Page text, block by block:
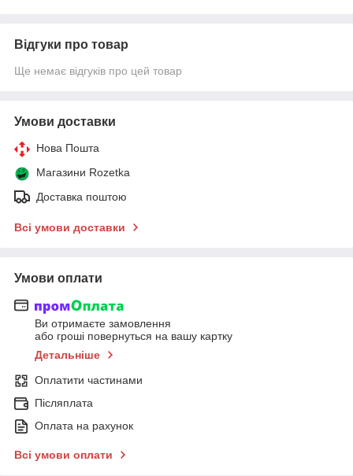
Відгуки про товар
Ще немає відгуків про цей товар
Умови доставки
Нова Пошта
Магазини Rozetka
Доставка поштою
Всі умови доставки
Умови оплати
Ви отримаєте замовлення
або гроші повернуться на вашу картку
Детальніше
Оплатити частинами
Післяплата
Оплата на рахунок
Всі умови оплати